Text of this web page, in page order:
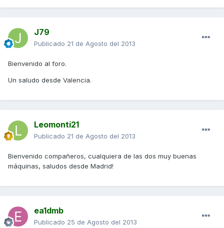
J79
Publicado 21 de Agosto del 2013
Bienvenido al foro.
Un saludo desde Valencia.
Leomonti21
Publicado 21 de Agosto del 2013
Bienvenido compañeros, cualquiera de las dos muy buenas
máquinas, saludos desde Madrid!
ea1dmb
Publicado 25 de Agosto del 2013